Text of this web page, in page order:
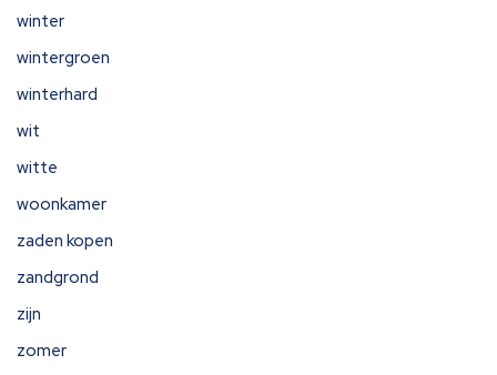
winter
wintergroen
winterhard
wit
witte
woonkamer
zaden kopen
zandgrond
zijn
zomer